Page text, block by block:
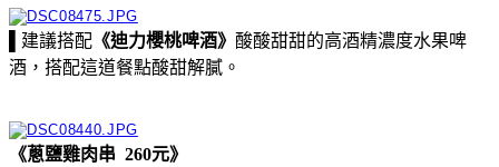
▌建議搭配 《迪力櫻桃啤酒》 酸酸甜甜的高酒精濃度水果啤
酒，搭配這道餐點酸甜解膩。
《蔥鹽雞肉串 260元》